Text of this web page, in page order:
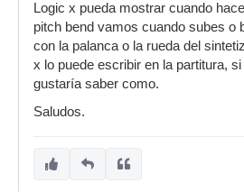
Logic x pueda mostrar cuando
pitch bend vamos cuando subes o
con la palanca o la rueda del
x lo puede escribir en la partitura,
gustaría saber como.
Saludos.